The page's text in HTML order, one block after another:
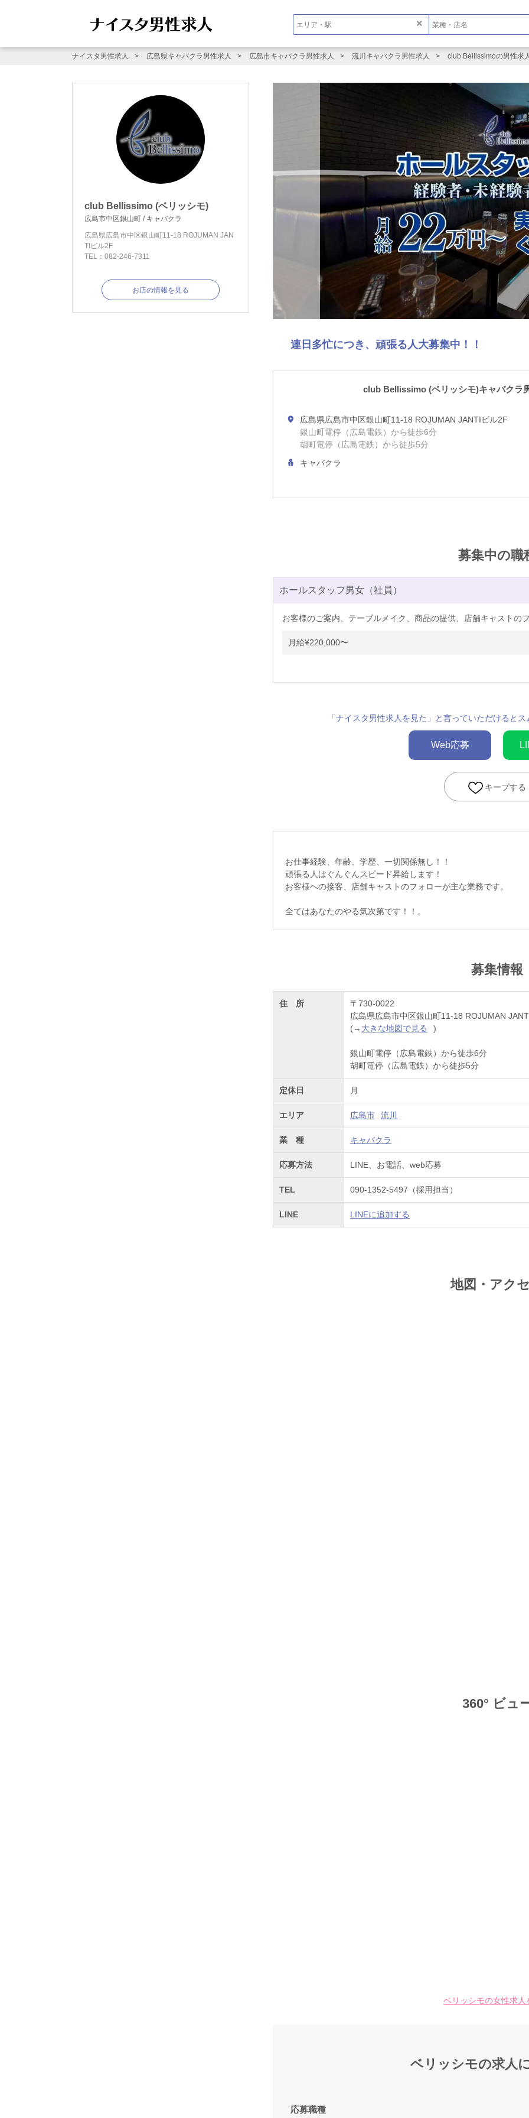
×
ナイスタ男性求人 広島県キャバクラ男性求人 広島市キャバクラ男性求人 流川キャバクラ男性求人 club Bellissimoの男性求
連日多忙につき、頑張る人大募集中！！
club Bellissimo (ベリッシモ)キャバクラ
広島県広島市中区銀山町11-18 ROJUMAN JANTIビル2F
銀山町電停（広島電鉄）から徒歩6分
胡町電停（広島電鉄）から徒歩5分
キャバクラ
募集中の職
ホールスタッフ男女（社員）
お客様のご案内、テーブルメイク、商品の提供、店舗キャストの
月給¥220,000〜
「ナイスタ男性求人を見た」と言っていただけると
Web応募
キープする
お仕事経験、年齢、学歴、一切関係無し！！
頑張る人はぐんぐんスピード昇給します！
お客様への接客、店舗キャストのフォローが主な業務です。
全てはあなたのやる気次第です！！。
募集情報
住 所
〒730-0022
広島県広島市中区銀山町11-18 ROJUMAN
(→ 大きな地図で見る )
銀山町電停（広島電鉄）から徒歩6分
胡町電停（広島電鉄）から徒歩5分
定休日 月
エリア 広島市 流川
業 種 キャバクラ
応募方法 LINE、お電話、web応募
TEL 090-1352-5497（採用担当）
LINE LINEに追加する
地図・アク
360° ビュ
ベリッシモの女性求人
ベリッシモの求人
応募職種
club Bellissimo (ベリッシモ)
広島市中区銀山町 / キャバクラ
広島県広島市中区銀山町11-18 ROJUMAN JAN
TIビル2F
TEL：082-246-7311
お店の情報を見る